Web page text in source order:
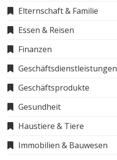
Elternschaft & Familie
Essen & Reisen
Finanzen
Geschäftsdienstleistungen
Geschäftsprodukte
Gesundheit
Haustiere & Tiere
Immobilien & Bauwesen